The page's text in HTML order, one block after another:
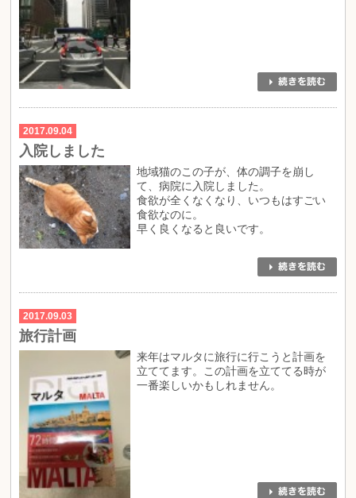
2017.09.04
入院しました
地域猫のこの子が、体の調子を崩し
て、病院に入院しました。
食欲が全くなくなり、いつもはすごい
食欲なのに。
早く良くなると良いです。
2017.09.03
旅行計画
来年はマルタに旅行に行こうと計画を
立ててます。この計画を立ててる時が
一番楽しいかもしれません。